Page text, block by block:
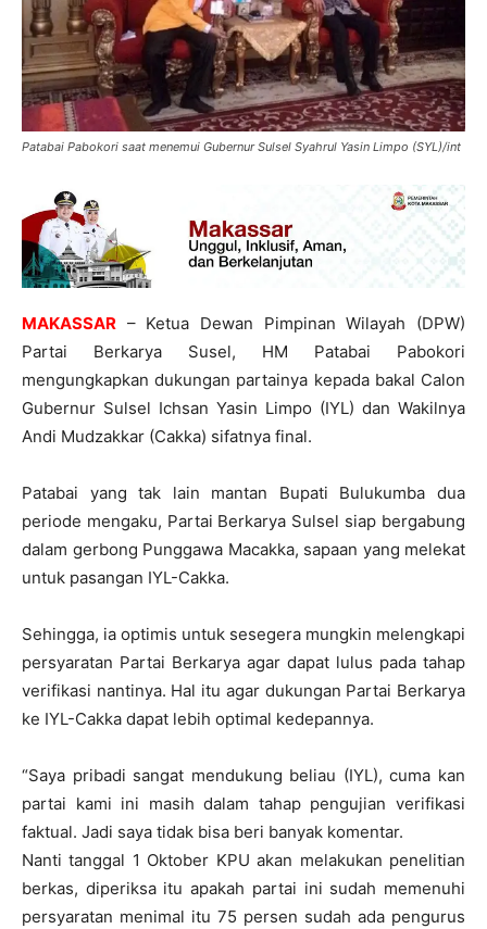
Patabai Pabokori saat menemui Gubernur Sulsel Syahrul Yasin Limpo (SYL)/int
MAKASSAR – Ketua Dewan Pimpinan Wilayah (DPW)
Partai Berkarya Susel, HM Patabai Pabokori
mengungkapkan dukungan partainya kepada bakal Calon
Gubernur Sulsel Ichsan Yasin Limpo (IYL) dan Wakilnya
Andi Mudzakkar (Cakka) sifatnya final.
Patabai yang tak lain mantan Bupati Bulukumba dua
periode mengaku, Partai Berkarya Sulsel siap bergabung
dalam gerbong Punggawa Macakka, sapaan yang melekat
untuk pasangan IYL-Cakka.
Sehingga, ia optimis untuk sesegera mungkin melengkapi
persyaratan Partai Berkarya agar dapat lulus pada tahap
verifikasi nantinya. Hal itu agar dukungan Partai Berkarya
ke IYL-Cakka dapat lebih optimal kedepannya.
“Saya pribadi sangat mendukung beliau (IYL), cuma kan
partai kami ini masih dalam tahap pengujian verifikasi
faktual. Jadi saya tidak bisa beri banyak komentar.
Nanti tanggal 1 Oktober KPU akan melakukan penelitian
berkas, diperiksa itu apakah partai ini sudah memenuhi
persyaratan menimal itu 75 persen sudah ada pengurus